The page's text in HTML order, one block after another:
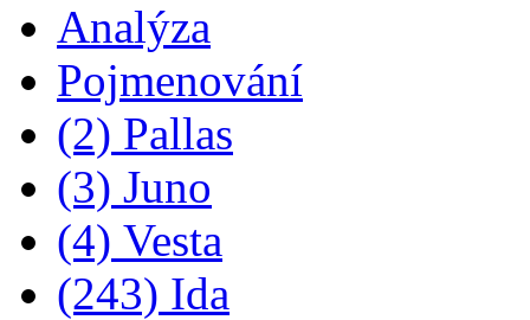
Analýza
Pojmenování
(2) Pallas
(3) Juno
(4) Vesta
(243) Ida